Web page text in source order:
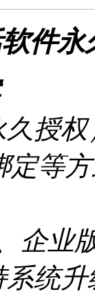
件
授
定等
企业
统